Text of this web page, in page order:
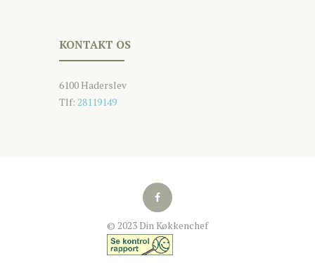
KONTAKT OS
6100 Haderslev
Tlf: 28119149
© 2023 Din Køkkenchef